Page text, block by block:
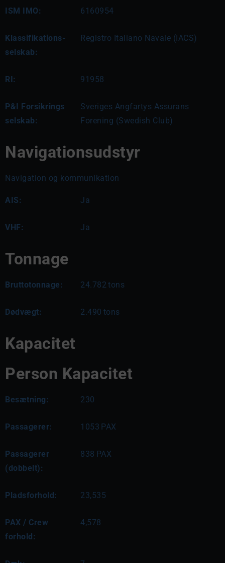
ISM IMO: 6160954
Klassifikations-
selskab:
Registro Italiano Navale (IACS)
RI: 91958
P&I Forsikrings
selskab:
Sveriges Angfartys Assurans
Forening (Swedish Club)
Navigationsudstyr
Navigation og kommunikation
AIS: Ja
VHF: Ja
Tonnage
Bruttotonnage: 24.782 tons
Dødvægt: 2.490 tons
Kapacitet
Person Kapacitet
Besætning: 230
Passagerer: 1053 PAX
Passagerer
(dobbelt):
838 PAX
Pladsforhold: 23,535
PAX / Crew
forhold:
4,578